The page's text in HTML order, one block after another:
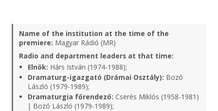
Name of the institution at the time of the
premiere: Magyar Rádió (MR)
Radio and department leaders at that time:
Elnök: Hárs István (1974-1988);
Dramaturg-igazgató (Drámai Osztály): Bozó
László (1979-1989);
Dramaturgia főrendező: Cserés Miklós (1958-1981)
| Bozó László (1979-1989);